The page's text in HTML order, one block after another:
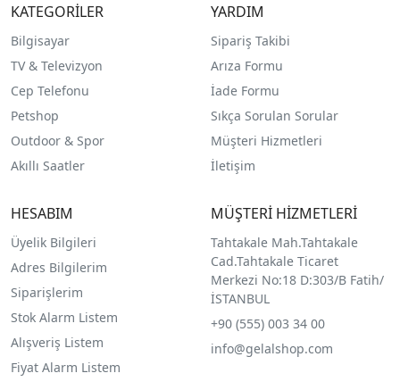
KATEGORİLER
Bilgisayar
TV & Televizyon
Cep Telefonu
Petshop
Outdoor & Spor
Akıllı Saatler
YARDIM
Sipariş Takibi
Arıza Formu
İade Formu
Sıkça Sorulan Sorular
Müşteri Hizmetleri
İletişim
HESABIM
Üyelik Bilgileri
Adres Bilgilerim
Siparişlerim
Stok Alarm Listem
Alışveriş Listem
Fiyat Alarm Listem
MÜŞTERİ HİZMETLERİ
Tahtakale Mah.Tahtakale
Cad.Tahtakale Ticaret
Merkezi No:18 D:303/B Fatih/
İSTANBUL
+90 (555) 003 34 00
info@gelalshop.com